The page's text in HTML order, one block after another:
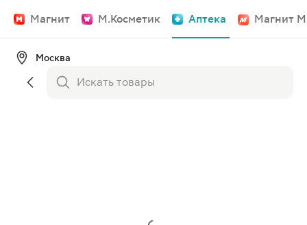
Магнит М.Косметик Аптека Магнит
Москва